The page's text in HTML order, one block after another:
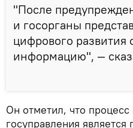
"После
и госорганы
цифрового развития
информацию", —
Он отметил, что
госуправления